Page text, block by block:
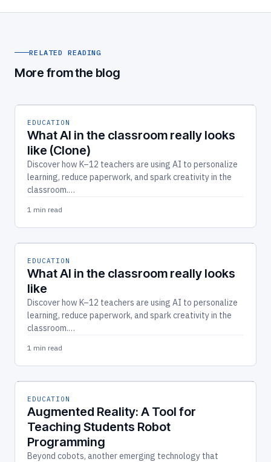
RELATED READING
More from the blog
EDUCATION
What AI in the classroom really looks
like (Clone)
Discover how K–12 teachers are using AI to personalize
learning, reduce paperwork, and spark creativity in the
classroom.…
1 min read
EDUCATION
What AI in the classroom really looks
like
Discover how K–12 teachers are using AI to personalize
learning, reduce paperwork, and spark creativity in the
classroom.…
1 min read
EDUCATION
Augmented Reality: A Tool for
Teaching Students Robot
Programming
Beyond cobots, another emerging technology that